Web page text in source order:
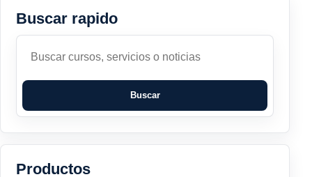
Buscar rapido
Buscar
Productos